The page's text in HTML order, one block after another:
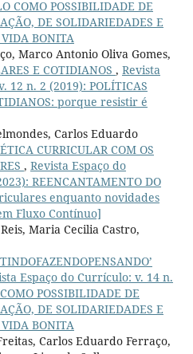
COMO POSSIBILIDADE DE
DE SOLIDARIEDADES E
BONITA
Marco Antonio Oliva Gomes,
E COTIDIANOS , Revista
12 n. 2 (2019): POLÍTICAS
porque resistir é
Carlos Eduardo
CURRICULAR COM OS
, Revista Espaço do
REENCANTAMENTO DO
enquanto novidades
Fluxo Contínuo]
Maria Cecilia Castro,
Espaço do Currículo: v. 14 n.
POSSIBILIDADE DE
DE SOLIDARIEDADES E
BONITA
Carlos Eduardo Ferraço,